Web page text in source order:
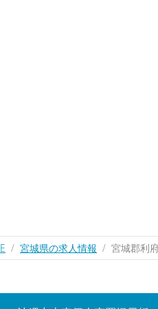
宮城県の求人情報 宮城郡利